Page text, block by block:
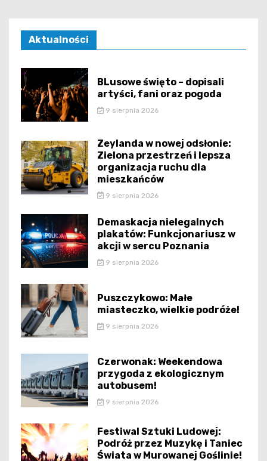
Aktualności
BLusowe święto – dopisali
artyści, fani oraz pogoda
9 sierpnia 2026
Zeylanda w nowej odsłonie:
Zielona przestrzeń i lepsza
organizacja ruchu dla
mieszkańców
9 sierpnia 2026
Demaskacja nielegalnych
plakatów: Funkcjonariusz w
akcji w sercu Poznania
9 sierpnia 2026
Puszczykowo: Małe
miasteczko, wielkie podróże!
9 sierpnia 2026
Czerwonak: Weekendowa
przygoda z ekologicznym
autobusem!
9 sierpnia 2026
Festiwal Sztuki Ludowej:
Podróż przez Muzykę i Taniec
Świata w Murowanej Goślinie!